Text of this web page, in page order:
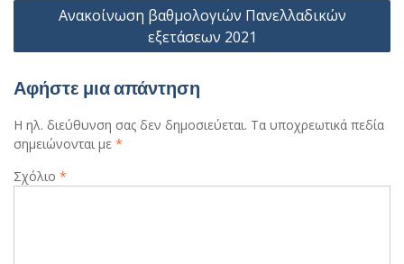
Ανακοίνωση βαθμολογιών Πανελλαδικών
εξετάσεων 2021
Αφήστε μια απάντηση
Η ηλ. διεύθυνση σας δεν δημοσιεύεται. Τα υποχρεωτικά πεδία
σημειώνονται με *
Σχόλιο *